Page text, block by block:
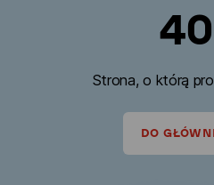
Strona, o którą
DO